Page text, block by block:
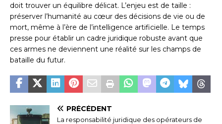
doit trouver un équilibre délicat. L’enjeu est de taille :
préserver l’humanité au cœur des décisions de vie ou de
mort, même à l’ère de l’intelligence artificielle. Le temps
presse pour établir un cadre juridique robuste avant que
ces armes ne deviennent une réalité sur les champs de
bataille du futur.
PRÉCÉDENT
La responsabilité juridique des opérateurs de